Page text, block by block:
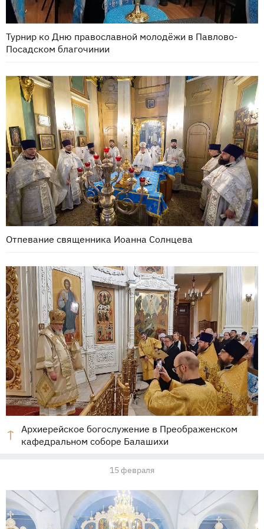
Турнир ко Дню православной молодёжи в Павлово-
Посадском благочинии
Отпевание священника Иоанна Солнцева
Архиерейское богослужение в Преображенском
кафедральном соборе Балашихи
15 февраля